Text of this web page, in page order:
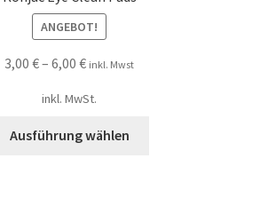
ANGEBOT!
3,00 €– 6,00 € inkl. Mwst
inkl. MwSt.
Ausführung wählen